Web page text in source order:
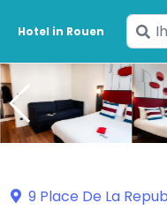
Hotel in Rouen
9 Place De La